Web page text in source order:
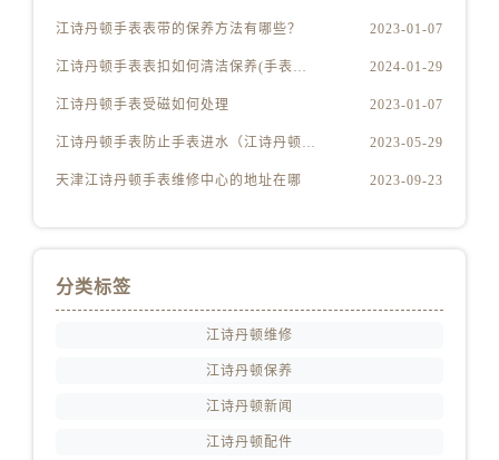
江诗丹顿手表表带的保养方法有哪些？ 2023-01-07
2024-01-29
江诗丹顿手表受磁如何处理 2023-01-07
2023-05-29
天津江诗丹顿手表维修中心的地址在哪 2023-09-23
分类标签
江诗丹顿维修
江诗丹顿保养
江诗丹顿新闻
江诗丹顿配件